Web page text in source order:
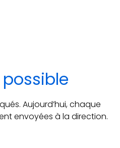
Aujourd’hui, chaque
envoyées à la direction.